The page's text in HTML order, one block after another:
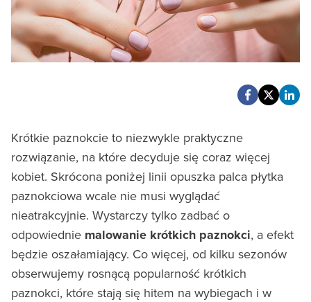
Krótkie paznokcie to niezwykle praktyczne
rozwiązanie, na które decyduje się coraz więcej
kobiet. Skrócona poniżej linii opuszka palca płytka
paznokciowa wcale nie musi wyglądać
nieatrakcyjnie. Wystarczy tylko zadbać o
odpowiednie malowanie krótkich paznokci, a efekt
będzie oszałamiający. Co więcej, od kilku sezonów
obserwujemy rosnącą popularność krótkich
paznokci, które stają się hitem na wybiegach i w